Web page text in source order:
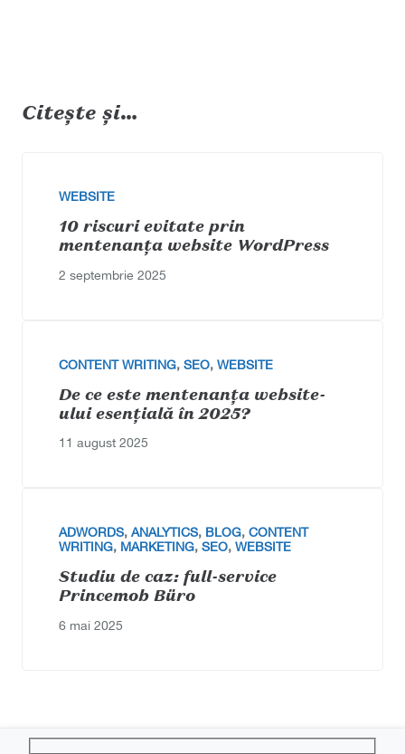
Citește și…
WEBSITE
10 riscuri evitate prin
mentenanța website WordPress
2 septembrie 2025
CONTENT WRITING, SEO, WEBSITE
De ce este mentenanța website-
ului esențială în 2025?
11 august 2025
ADWORDS, ANALYTICS, BLOG, CONTENT
WRITING, MARKETING, SEO, WEBSITE
Studiu de caz: full-service
Princemob Büro
6 mai 2025